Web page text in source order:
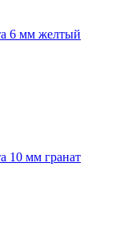
6 мм желтый
10 мм гранат